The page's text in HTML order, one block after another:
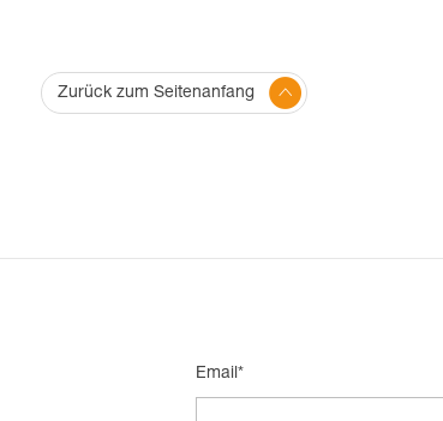
Zurück zum Seitenanfang
Email*